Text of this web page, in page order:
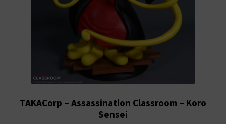
TAKACorp – Assassination Classroom – Koro
Sensei